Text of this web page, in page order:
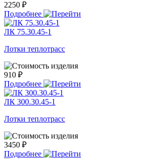
2250 ₽
Подробнее
ЛК 75.30.45-1
Лотки теплотрасс
910 ₽
Подробнее
ЛК 300.30.45-1
Лотки теплотрасс
3450 ₽
Подробнее